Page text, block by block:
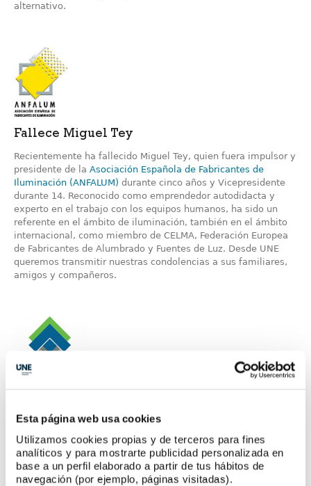
Esta página web usa cookies
Utilizamos cookies propias y de terceros para fines
analíticos y para mostrarte publicidad personalizada en
base a un perfil elaborado a partir de tus hábitos de
navegación (por ejemplo, páginas visitadas).
alternativo.
Fallece Miguel Tey
Recientemente ha fallecido Miguel Tey, quien fuera impulsor y
presidente de la Asociación Española de Fabricantes de
Iluminación (ANFALUM) durante cinco años y Vicepresidente
durante 14. Reconocido como emprendedor autodidacta y
experto en el trabajo con los equipos humanos, ha sido un
referente en el ámbito de iluminación, también en el ámbito
internacional, como miembro de CELMA, Federación Europea
de Fabricantes de Alumbrado y Fuentes de Luz. Desde UNE
queremos transmitir nuestras condolencias a sus familiares,
amigos y compañeros.
Alberto Núñez Feijoo, Presidente de la Xunta de Galicia, ha
clausurado el V Congreso Nacional de Áridos, organizado por
laFederación de Áridos (FdA), que el sector ha celebrado del
24 al 26 de octubre en el Palacio de Congresos y Exposiciones
de Galicia de Santiago de Compostela. Durante su